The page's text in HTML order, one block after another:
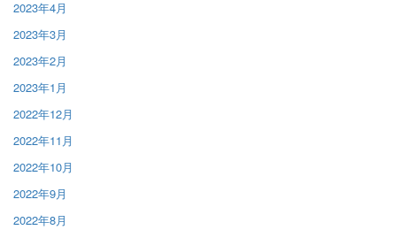
2023年4月
2023年3月
2023年2月
2023年1月
2022年12月
2022年11月
2022年10月
2022年9月
2022年8月